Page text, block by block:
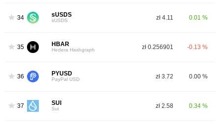
34 sUSDS
sUSDS zł 4.11 0.01 %
35 HBAR
Hedera Hashgraph zł 0.256901 -0.13 %
36 PYUSD
PayPal USD zł 3.72 0.00 %
37 SUI
Sui zł 2.58 0.34 %